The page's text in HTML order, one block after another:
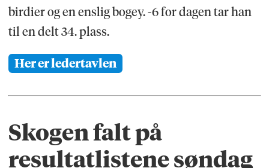
birdier og en enslig bogey. -6 for dagen tar han
til en delt 34. plass.
Her er ledertavlen
Skogen falt på
resultatlistene søndag